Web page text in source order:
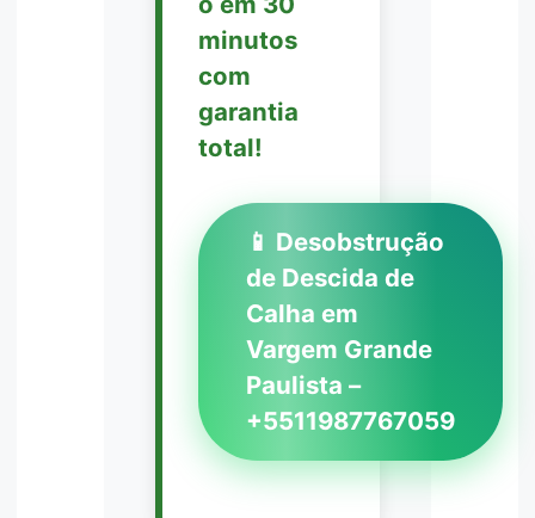
minutos
com
garantia
total!
📱 Desobstrução
de Descida de
Calha em
Vargem Grande
Paulista –
+5511987767059